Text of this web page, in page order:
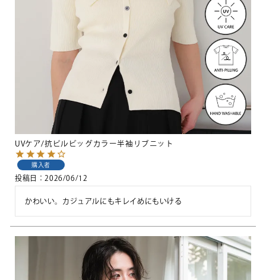
UVケア/抗ピルビッグカラー半袖リブニット
購入者
投稿日 2026/06/12
かわいい。カジュアルにもキレイめにもいける